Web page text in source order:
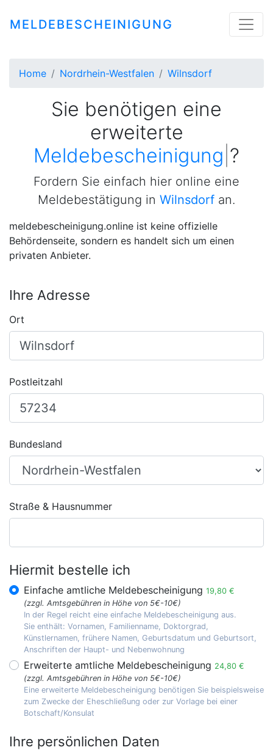
MELDEBESCHEINIGUNG
Home Nordrhein-Westfalen Wilnsdorf
Sie benötigen eine
erweiterte
Meldebe|?
Fordern Sie einfach hier online eine
Meldebestätigung in Wilnsdorf an.
meldebescheinigung.online ist keine offizielle
Behördenseite, sondern es handelt sich um einen
privaten Anbieter.
Ihre Adresse
Ort
Postleitzahl
Bundesland
Straße & Hausnummer
Hiermit bestelle ich
Einfache amtliche Meldebescheinigung 19,80 €
(zzgl. Amtsgebühren in Höhe von 5€-10€)
In der Regel reicht eine einfache Meldebescheinigung aus.
Sie enthält: Vornamen, Familienname, Doktorgrad,
Künstlernamen, frühere Namen, Geburtsdatum und Geburtsort,
Anschriften der Haupt- und Nebenwohnung
Erweiterte amtliche Meldebescheinigung 24,80 €
(zzgl. Amtsgebühren in Höhe von 5€-10€)
Eine erweiterte Meldebescheinigung benötigen Sie beispielsweise
zum Zwecke der Eheschließung oder zur Vorlage bei einer
Botschaft/Konsulat
Ihre persönlichen Daten